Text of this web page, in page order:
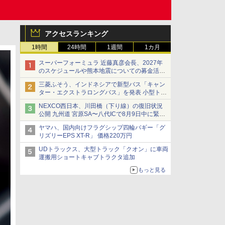
アクセスランキング
1時間 24時間 1週間 1カ月
スーパーフォーミュラ 近藤真彦会長、2027年
のスケジュールや熊本地震についての募金活動
を紹介
三菱ふそう、インドネシアで新型バス「キャン
ター・エクストラロングバス」を発表 小型トラ
ックベースの観光・旅客輸送向けバス
NEXCO西日本、川田橋（下り線）の復旧状況
公開 九州道 宮原SA〜八代ICで8月9日中に緊急
車両を通行可能に
ヤマハ、国内向けフラグシップ四輪バギー「グ
リズリーEPS XT-R」 価格220万円
UDトラックス、大型トラック「クオン」に車両
運搬用ショートキャブトラクタ追加
もっと見る